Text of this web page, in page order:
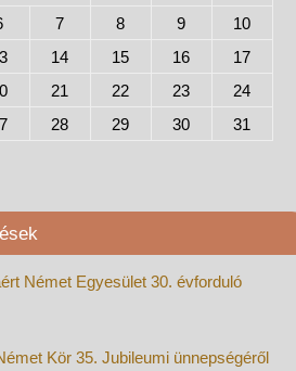
7 8 9
10
14 15 16
17
21 22 23
24
28 29 30
31
Német Egyesület 30. évforduló
Kör 35. Jubileumi ünnepségéről